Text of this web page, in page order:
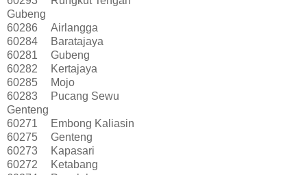
Gubeng
60286
Airlangga
60284
Baratajaya
60281
Gubeng
60282
Kertajaya
60285
Mojo
60283
Pucang Sewu
Genteng
60271
Embong Kaliasin
60275
Genteng
60273
Kapasari
60272
Ketabang